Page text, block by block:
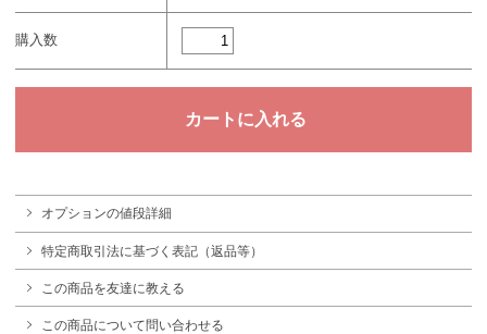
購入数
オプションの値段詳細
特定商取引法に基づく表記（返品等）
この商品を友達に教える
この商品について問い合わせる